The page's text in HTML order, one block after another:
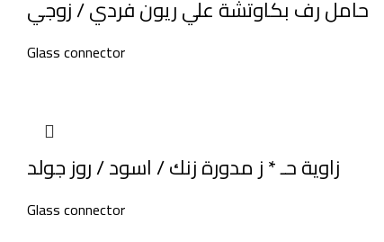
حامل رف بكاوتشة علي ريون فردي / زوجي
Glass connector
زاوية حـ * ز مدورة زنك / اسود / روز جولد
Glass connector